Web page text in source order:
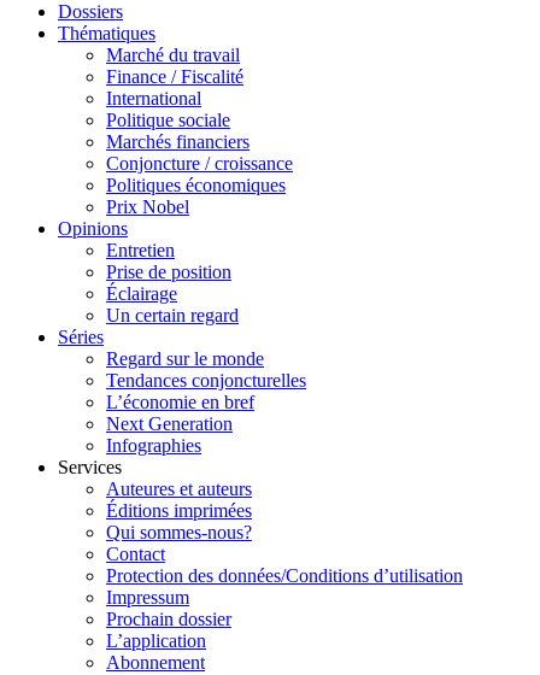
Dossiers
Thématiques
Marché du travail
Finance / Fiscalité
International
Politique sociale
Marchés financiers
Conjoncture / croissance
Politiques économiques
Prix Nobel
Opinions
Entretien
Prise de position
Éclairage
Un certain regard
Séries
Regard sur le monde
Tendances conjoncturelles
L’économie en bref
Next Generation
Infographies
Services
Auteures et auteurs
Éditions imprimées
Qui sommes-nous?
Contact
Protection des données/Conditions d’utilisation
Impressum
Prochain dossier
L’application
Abonnement